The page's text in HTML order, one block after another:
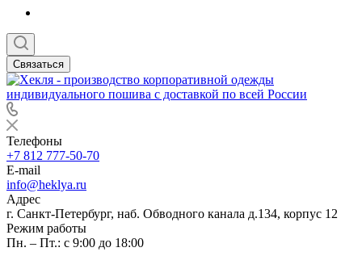
Связаться
Телефоны
+7 812 777-50-70
E-mail
info@heklya.ru
Адрес
г. Санкт-Петербург, наб. Обводного канала д.134, корпус 12
Режим работы
Пн. – Пт.: с 9:00 до 18:00